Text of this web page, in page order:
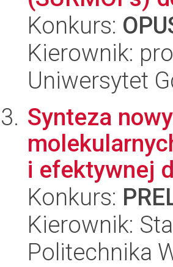
Konkurs:
Kierownik:
Uniwersytet
Synteza
i efektywnej
Konkurs:
Kierownik:
Politechnika